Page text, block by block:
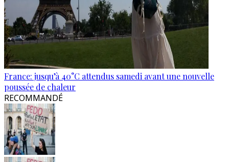
France: jusqu’à 40°C attendus samedi avant une nouvelle
poussée de chaleur
RECOMMANDÉ